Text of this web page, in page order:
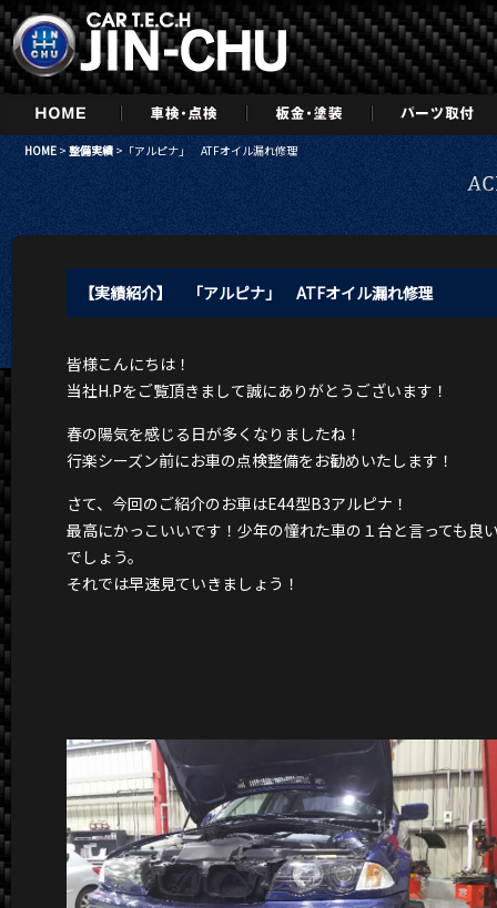
HOME > 整備実績 >「アルピナ」 ATFオイル漏れ修理
【実績紹介】 「アルピナ」 ATFオイル漏れ修理
皆様こんにちは！
当社H.Pをご覧頂きまして誠にありがとうございます！
春の陽気を感じる日が多くなりましたね！
行楽シーズン前にお車の点検整備をお勧めいたします！
さて、今回のご紹介のお車はE44型B3アルピナ！
最高にかっこいいです！少年の憧れた車の１台と言っても良
でしょう。
それでは早速見ていきましょう！